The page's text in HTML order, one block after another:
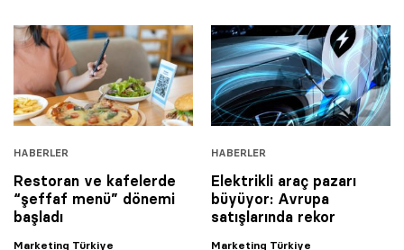
HABERLER
Restoran ve kafelerde
“şeffaf menü” dönemi
başladı
Marketing Türkiye
HABERLER
Elektrikli araç pazarı
büyüyor: Avrupa
satışlarında rekor
Marketing Türkiye